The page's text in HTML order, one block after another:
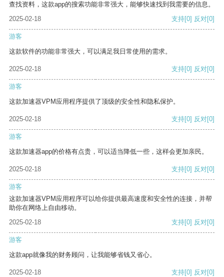
查找资料，这款app的搜索功能非常强大，能够快速找到我需要的信息。
2025-02-18
支持[0] 反对[0]
游客
这款软件的功能非常强大，可以满足我日常使用的需求。
2025-02-18 支持[0] 反对[0]
游客
这款加速器VPM应用程序提供了顶级的安全性和隐私保护。
2025-02-18 支持[0] 反对[0]
游客
这款加速器app的价格有点贵，可以适当降低一些，这样会更加亲民。
2025-02-18 支持[0] 反对[0]
游客
这款加速器VPM应用程序可以给你提供最高速度和安全性的连接，并帮
助你在网络上自由移动。
2025-02-18
支持[0] 反对[0]
游客
这款app就像我的财务顾问，让我能够省钱又省心。
2025-02-18 支持[0] 反对[0]